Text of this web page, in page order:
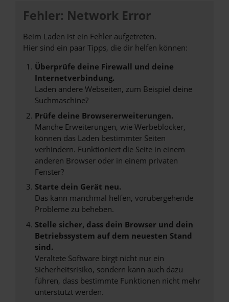
Fehler: Network Error
Beim Laden ist ein Fehler aufgetreten.
Hier sind ein paar Tipps, die dir helfen können:
Überprüfe deine Firewall und deine
Internetverbindung.
Laden andere Webseiten, zum Beispiel deine
Suchmaschine?
Prüfe deine Browsererweiterungen.
Manche Erweiterungen, wie Werbeblocker,
können das Laden bestimmter Seiten
verhindern. Funktioniert die Seite in einem
anderen Browser oder in einem privaten
Fenster?
Starte dein Gerät neu.
Das kann manchmal helfen, vorübergehende
Probleme zu beheben.
Stelle sicher, dass dein Browser und dein
Betriebssystem auf dem neuesten Stand
sind.
Veraltete Software birgt nicht nur ein
Sicherheitsrisiko, sondern kann auch dazu
führen, dass bestimmte Funktionen nicht mehr
unterstützt werden.